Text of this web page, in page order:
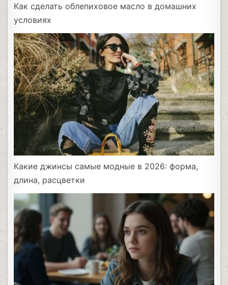
Как сделать облепиховое масло в домашних
условиях
Какие джинсы самые модные в 2026: форма,
длина, расцветки